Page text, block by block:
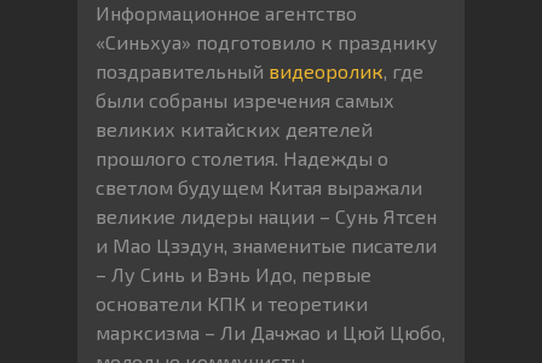
Информационное агентство
«Синьхуа» подготовило к празднику
поздравительный видеоролик, где
были собраны изречения самых
великих китайских деятелей
прошлого столетия. Надежды о
светлом будущем Китая выражали
великие лидеры нации – Сунь Ятсен
и Мао Цзэдун, знаменитые писатели
– Лу Синь и Вэнь Идо, первые
основатели КПК и теоретики
марксизма – Ли Дачжао и Цюй Цюбо,